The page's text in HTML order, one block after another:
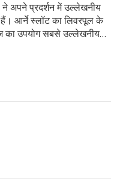
ने अपने प्रदर्शन में उल्लेखनीय
आर्ने स्लॉट का लिवरपूल के
का उपयोग सबसे उल्लेखनीय
अपनी रणनीति में बदलाव